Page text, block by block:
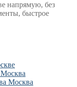
напрямую, без
быстрое
Москва